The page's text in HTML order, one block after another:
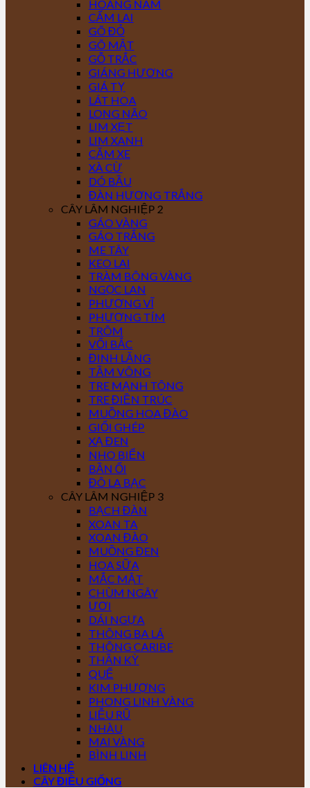
HOÀNG NAM
CẨM LAI
GÕ ĐỎ
GÕ MẬT
GỖ TRẮC
GIÁNG HƯƠNG
GIÁ TỴ
LÁT HOA
LONG NÃO
LIM XẸT
LIM XANH
CĂM XE
XÀ CỪ
DÓ BẦU
ĐÀN HƯƠNG TRẮNG
CÂY LÂM NGHIỆP 2
GÁO VÀNG
GÁO TRẮNG
ME TÂY
KEO LAI
TRÀM BÔNG VÀNG
NGỌC LAN
PHƯỢNG VĨ
PHƯỢNG TÍM
TRÔM
VỐI BẮC
ĐINH LĂNG
TẦM VÔNG
TRE MẠNH TÔNG
TRE ĐIỀN TRÚC
MUỒNG HOA ĐÀO
GIỔI GHÉP
XẠ ĐEN
NHO BIỂN
BẦN ỔI
ĐÔ LA BẠC
CÂY LÂM NGHIỆP 3
BẠCH ĐÀN
XOAN TA
XOAN ĐÀO
MUỒNG ĐEN
HOA SỮA
MẮC MẬT
CHÙM NGÂY
ƯƠI
DÁI NGỰA
THÔNG BA LÁ
THÔNG CARIBE
THẦN KỲ
QUẾ
KIM PHƯỢNG
PHONG LINH VÀNG
LIỄU RŨ
NHÀU
MAI VÀNG
BÌNH LINH
LIÊN HỆ
CÂY ĐIỀU GIỐNG